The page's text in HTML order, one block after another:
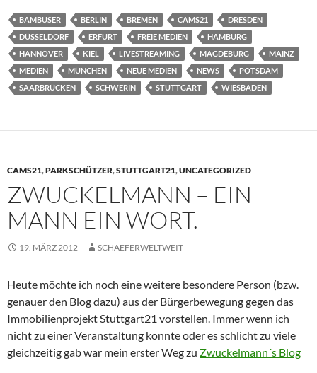
BAMBUSER BERLIN BREMEN CAMS21
DRESDEN
DÜSSELDORF
ERFURT FREIE MEDIEN
HAMBURG
HANNOVER
KIEL LIVESTREAMING MAGDEBURG
MAINZ
MEDIEN
MÜNCHEN NEUE MEDIEN NEWS
POTSDAM
SAARBRÜCKEN
SCHWERIN STUTTGART WIESBADEN
CAMS21,PARKSCHÜTZER,STUTTGART21,UNCATEGORIZED
ZWUCKELMANN – EIN
MANN EIN WORT.
19. MÄRZ 2012 SCHAEFERWELTWEIT
Heute möchte ich noch eine weitere besondere Person (bzw.
genauer den Blog dazu) aus der Bürgerbewegung gegen das
Immobilienprojekt Stuttgart21 vorstellen. Immer wenn ich
nicht zu einer Veranstaltung konnte oder es schlicht zu viele
gleichzeitig gab war mein erster Weg zu Zwuckelmann´s Blog